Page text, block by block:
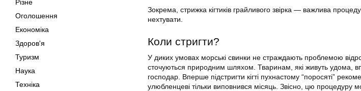
Різне
Оголошення
Економіка
Здоров'я
Туризм
Наука
Техніка
Зокрема, стрижка кігтиків грайливого звірка — важлива
нехтувати.
Коли стригти?
У диких умовах морські свинки не страждають проблемою
сточуються природним шляхом. Тваринам, які живуть удома,
господар. Вперше підстригти кігті пухнастому “поросяті”
улюбленцеві тільки виповнився місяць. Звісно, цю процедуру